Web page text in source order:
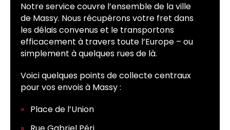
Notre service couvre l’ensemble de la ville
de Massy. Nous récupérons votre fret dans
les délais convenus et le transportons
efficacement à travers toute l’Europe – ou
simplement à quelques rues de là.
Voici quelques points de collecte centraux
pour vos envois à Massy :
Place de l’Union